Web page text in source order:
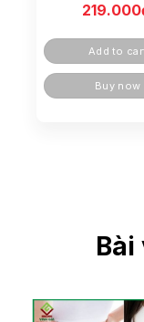
219.000
Add to
Buy now